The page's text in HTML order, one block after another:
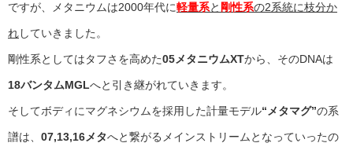
ですが、メタニウムは2000年代に軽量系と 剛性系の2系統に枝分か
れしていきました。
剛性系としてはタフさを高めた05メタニウムXTから、そのDNAは
18バンタムMGLへと引き継がれていきます。
そしてボディにマグネシウムを採用した計量モデル“メタマグ”の系
譜は、 07,13,16メタへと繋がるメインストリームとなっていったの